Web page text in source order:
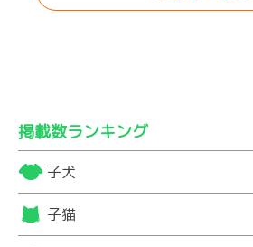
掲載数ランキング
子犬
子猫